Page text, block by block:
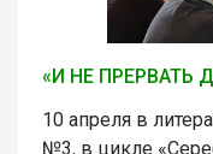
«И НЕ ПРЕРВАТЬ
10 апреля в
№3, в цикле